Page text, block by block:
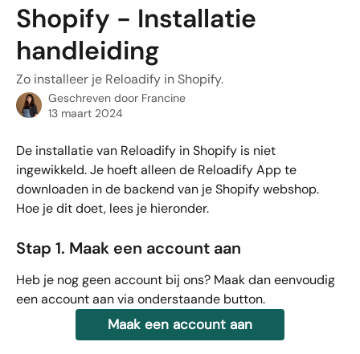
Shopify - Installatie
handleiding
Zo installeer je Reloadify in Shopify.
Geschreven door Francine
13 maart 2024
De installatie van Reloadify in Shopify is niet
ingewikkeld. Je hoeft alleen de Reloadify App te
downloaden in de backend van je Shopify webshop.
Hoe je dit doet, lees je hieronder.
Stap 1. Maak een account aan
Heb je nog geen account bij ons? Maak dan eenvoudig
een account aan via onderstaande button.
Maak een account aan